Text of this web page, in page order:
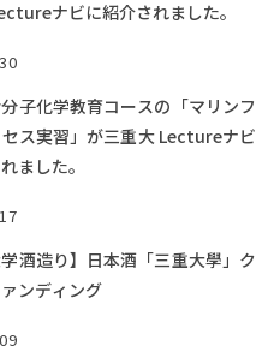
ナビに紹介されました。
子化学教育コースの「マリンフ
ス実習」が三重大 Lectureナビ
ました。
学酒造り】日本酒「三重大學」ク
ンディング